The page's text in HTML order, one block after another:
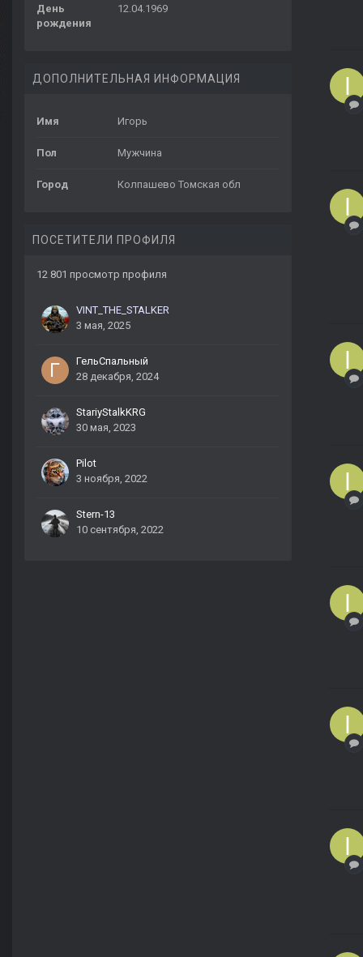
День
рождения
12.04.1969
ДОПОЛНИТЕЛЬНАЯ ИНФОРМАЦИЯ
Имя Игорь
Пол Мужчина
Город Колпашево Томская обл
ПОСЕТИТЕЛИ ПРОФИЛЯ
12 801 просмотр профиля
VINT_THE_STALKER
3 мая, 2025
ГельСпальный
28 декабря, 2024
StariyStalkKRG
30 мая, 2023
Pilot
3 ноября, 2022
Stern-13
10 сентября, 2022